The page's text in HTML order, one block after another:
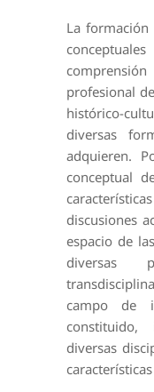
La
profesional
histórico-
diversas
adquieren.
conceptual
discusiones
espacio de
diversas
campo de
diversas